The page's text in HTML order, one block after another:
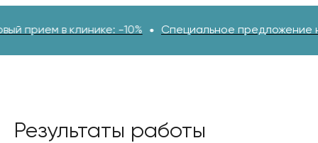
-10% Специальное предложение на первый
Результаты работы